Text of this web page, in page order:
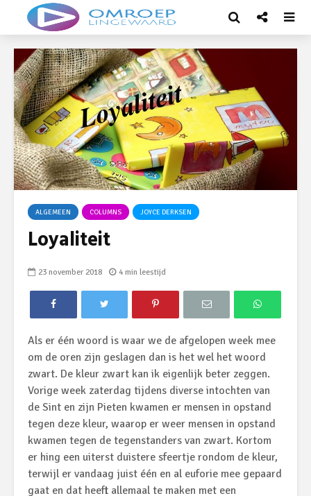
ALGEMEEN COLUMNS JOYCE DERKSEN
Loyaliteit
23 november 2018 4 min leestijd
Als er één woord is waar we de afgelopen week mee
om de oren zijn geslagen dan is het wel het woord
zwart. De kleur zwart kan ik eigenlijk beter zeggen.
Vorige week zaterdag tijdens diverse intochten van
de Sint en zijn Pieten kwamen er mensen in opstand
tegen deze kleur, waarop er weer mensen in opstand
kwamen tegen de tegenstanders van zwart. Kortom
er hing een uiterst duistere sfeertje rondom de kleur,
terwijl er vandaag juist één en al euforie mee gepaard
gaat en dat heeft allemaal te maken met een